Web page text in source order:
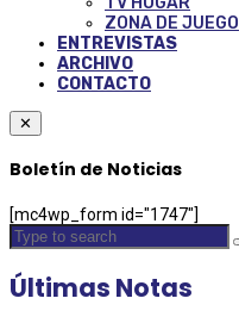
ZONA DE JUEGO
ENTREVISTAS
ARCHIVO
CONTACTO
✕
Boletín de Noticias
[mc4wp_form id="1747"]
Últimas Notas